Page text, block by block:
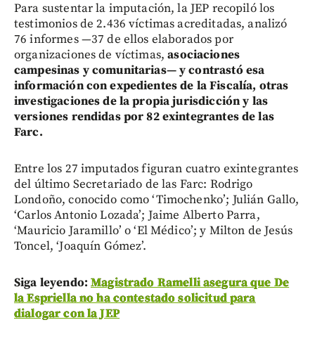
Para sustentar la imputación, la JEP recopiló los
testimonios de 2.436 víctimas acreditadas, analizó
76 informes —37 de ellos elaborados por
organizaciones de víctimas, asociaciones
campesinas y comunitarias— y contrastó esa
información con expedientes de la Fiscalía, otras
investigaciones de la propia jurisdicción y las
versiones rendidas por 82 exintegrantes de las
Farc.
Entre los 27 imputados figuran cuatro exintegrantes
del último Secretariado de las Farc: Rodrigo
Londoño, conocido como ‘Timochenko’; Julián Gallo,
‘Carlos Antonio Lozada’; Jaime Alberto Parra,
‘Mauricio Jaramillo’ o ‘El Médico’; y Milton de Jesús
Toncel, ‘Joaquín Gómez’.
Siga leyendo:Magistrado Ramelli asegura que De
la Espriella no ha contestado solicitud para
dialogar con la JEP